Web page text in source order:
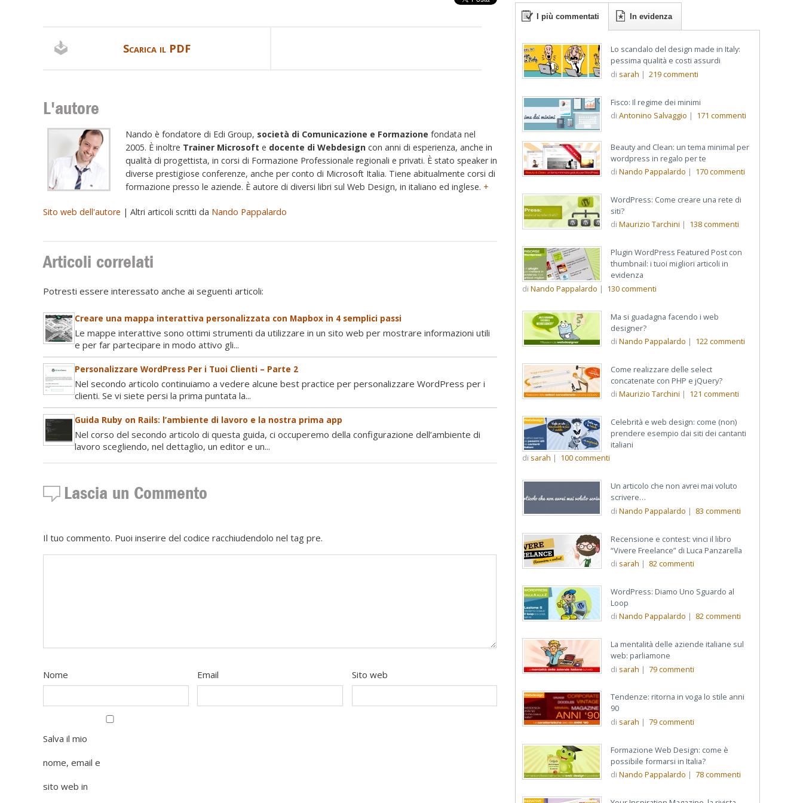
Scarica il PDF
L'autore
Nando è fondatore di Edi Group, società di Comunicazione e Formazione fondata nel
2005. È inoltre Trainer Microsoft e docente di Webdesign con anni di esperienza, anche in
qualità di progettista, in corsi di Formazione Professionale regionali e privati. È stato speaker in
diverse prestigiose conferenze, anche per conto di Microsoft Italia. Tiene abitualmente corsi di
formazione presso le aziende. È autore di diversi libri sul Web Design, in italiano ed inglese. +
Sito web dell'autore | Altri articoli scritti da Nando Pappalardo
Articoli correlati
Potresti essere interessato anche ai seguenti articoli:
Creare una mappa interattiva personalizzata con Mapbox in 4 semplici passi
Le mappe interattive sono ottimi strumenti da utilizzare in un sito web per mostrare informazioni utili
e per far partecipare in modo attivo gli...
Personalizzare WordPress Per i Tuoi Clienti – Parte 2
Nel secondo articolo continuiamo a vedere alcune best practice per personalizzare WordPress per i
clienti. Se vi siete persi la prima puntata la...
Guida Ruby on Rails: l’ambiente di lavoro e la nostra prima app
Nel corso del secondo articolo di questa guida, ci occuperemo della configurazione dell’ambiente di
lavoro scegliendo, nel dettaglio, un editor e un...
Lascia un Commento
Il tuo commento. Puoi inserire del codice racchiudendolo nel tag pre.
Nome Email Sito web
Salva il mio
nome, email e
sito web in
I più commentati In evidenza
Lo scandalo del design made in Italy:
pessima qualità e costi assurdi
di sarah | 219commenti
Fisco: Il regime dei minimi
di Antonino Salvaggio | 171 commenti
Beauty and Clean: un tema minimal per
wordpress in regalo per te
di Nando Pappalardo | 170commenti
WordPress: Come creare una rete di
siti?
di Maurizio Tarchini | 138commenti
Plugin WordPress Featured Post con
thumbnail: i tuoi migliori articoli in
evidenza
di Nando Pappalardo | 130commenti
Ma si guadagna facendo i web
designer?
di Nando Pappalardo | 122commenti
Come realizzare delle select
concatenate con PHP e jQuery?
di Maurizio Tarchini | 121 commenti
Celebrità e web design: come (non)
prendere esempio dai siti dei cantanti
italiani
di sarah | 100commenti
Un articolo che non avrei mai voluto
scrivere…
di Nando Pappalardo | 83 commenti
Recensione e contest: vinci il libro
“Vivere Freelance” di Luca Panzarella
di sarah | 82commenti
WordPress: Diamo Uno Sguardo al
Loop
di Nando Pappalardo | 82commenti
La mentalità delle aziende italiane sul
web: parliamone
di sarah | 79commenti
Tendenze: ritorna in voga lo stile anni
90
di sarah | 79commenti
Formazione Web Design: come è
possibile formarsi in Italia?
di Nando Pappalardo | 78commenti